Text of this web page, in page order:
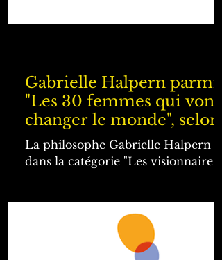
Gabrielle Halpern parmi
"Les 30 femmes qui vont
changer le monde", selon
le magazine Elle - Les
Lauréates
La philosophe Gabrielle Halpern
dans la catégorie "Les visionnaires",